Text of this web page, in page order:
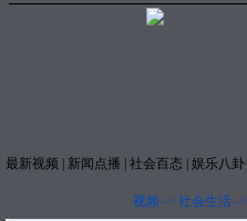
最新视频 新闻点播 社会百态 娱乐八卦
视频 -> 社会生活 ->